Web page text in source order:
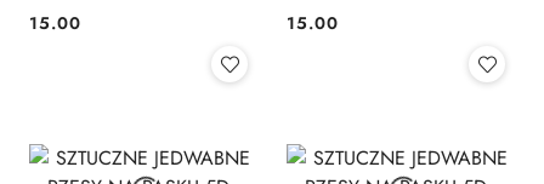
Cena:
15.00 Cena:
15.00